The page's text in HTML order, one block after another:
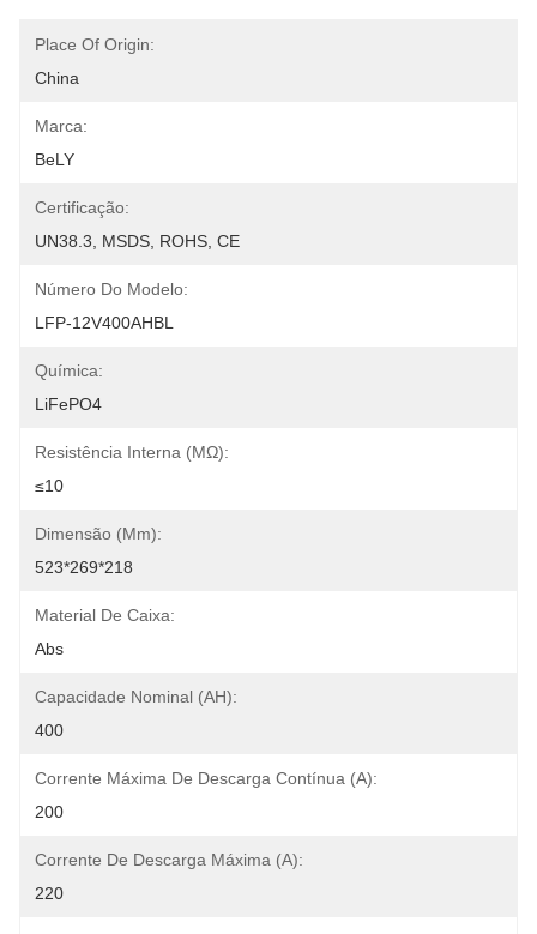
Place Of Origin:
China
Marca:
BeLY
Certificação:
UN38.3, MSDS, ROHS, CE
Número Do Modelo:
LFP-12V400AHBL
Química:
LiFePO4
Resistência Interna (mΩ):
≤10
Dimensão (mm):
523*269*218
Material De Caixa:
Abs
Capacidade Nominal (AH):
400
Corrente Máxima De Descarga Contínua (A):
200
Corrente De Descarga Máxima (A):
220